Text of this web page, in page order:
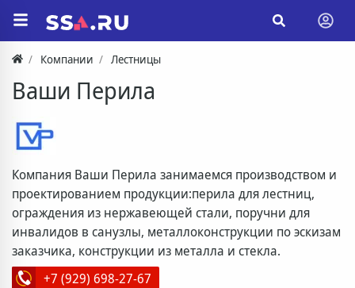
Компании Лестницы
Ваши Перила
Компания Ваши Перила занимаемся производством и
проектированием продукции:перила для лестниц,
ограждения из нержавеющей стали, поручни для
инвалидов в санузлы, металлоконструкции по эскизам
заказчика, конструкции из металла и стекла.
+7 (929) 698-27-67